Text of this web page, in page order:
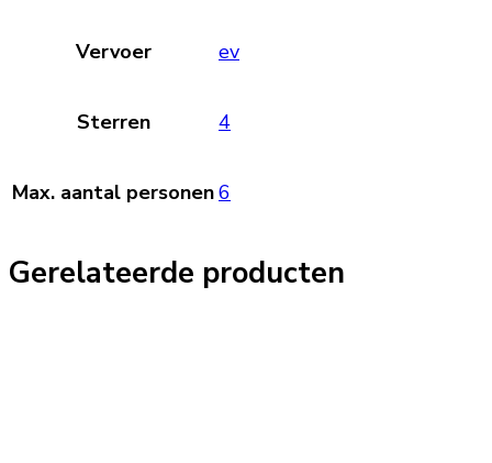
Vervoer ev
Sterren 4
Max. aantal personen6
Gerelateerde producten